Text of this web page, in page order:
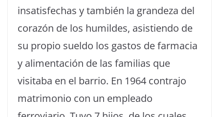
insatisfechas y también la grandeza del
corazón de los humildes, asistiendo de
su propio sueldo los gastos de farmacia
y alimentación de las familias que
visitaba en el barrio. En 1964 contrajo
matrimonio con un empleado